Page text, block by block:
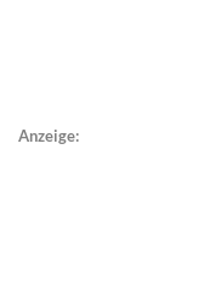
Anzeige: